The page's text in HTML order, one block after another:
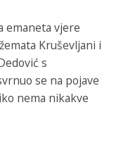
emaneta vjere
Kruševljani i
s
se na pojave
nema nikakve